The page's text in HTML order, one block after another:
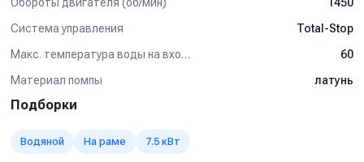
Система управления
Total-Stop
Макс. температура воды на входе (°C)
60
Материал помпы
латунь
Подборки
Водяной На раме 7.5 кВт